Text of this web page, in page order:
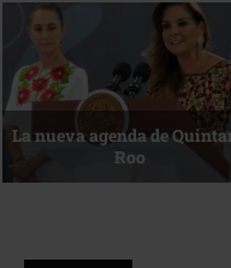
Reconocimiento de viajeros